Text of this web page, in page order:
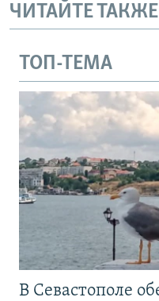
ЧИТАЙТЕ
ТОП-ТЕМА
В Севастополе